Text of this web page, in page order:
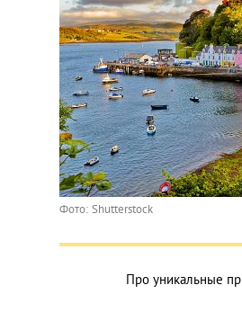
Фото: Shutterstock
Про уникальные